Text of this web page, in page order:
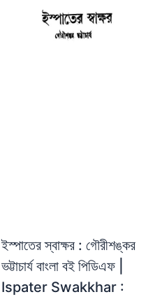
ইস্পাতের স্বাক্ষর : গৌরীশঙ্কর
ভট্টাচার্য বাংলা বই পিডিএফ |
Ispater Swakkhar :